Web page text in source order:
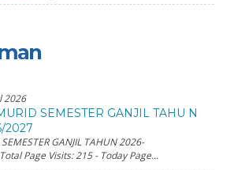
2026
SEMESTER GANJIL TAHU N
2027
GANJIL TAHUN 2026-
Page Visits: 215 - Today Page...